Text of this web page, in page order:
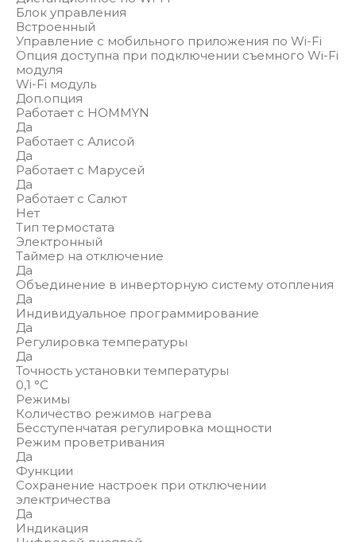
Блок управления
Встроенный
Управление c мобильного приложения по Wi-Fi
Опция доступна при подключении съемного Wi-Fi
модуля
Wi-Fi модуль
Доп.опция
Работает с HOMMYN
Да
Работает с Алисой
Да
Работает с Марусей
Да
Работает с Салют
Нет
Тип термостата
Электронный
Таймер на отключение
Да
Объединение в инверторную систему отопления
Да
Индивидуальное программирование
Да
Регулировка температуры
Да
Точность установки температуры
0,1 °С
Режимы
Количество режимов нагрева
Бесступенчатая регулировка мощности
Режим проветривания
Да
Функции
Сохранение настроек при отключении
электричества
Да
Индикация